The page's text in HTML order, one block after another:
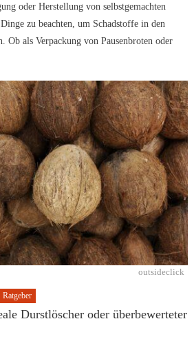
oder Herstellung von selbstgemachten
zu beachten, um Schadstoffe in den
Ob als Verpackung von Pausenbroten oder
outsideclick
Ratgeber
Durstlöscher oder überbewerteter